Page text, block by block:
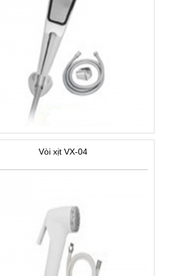
Vòi xịt VX-04